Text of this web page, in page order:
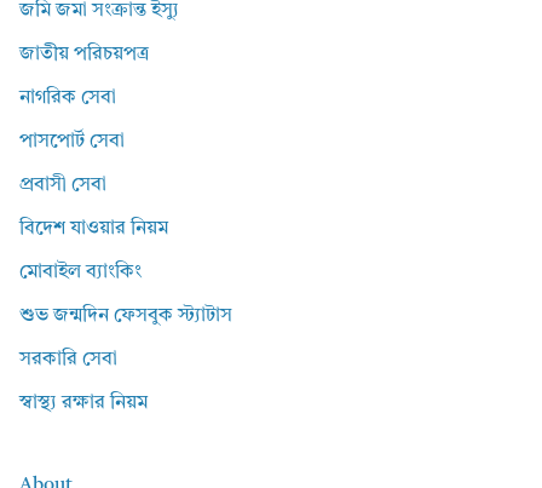
জমি জমা সংক্রান্ত ইস্যু
জাতীয় পরিচয়পত্র
নাগরিক সেবা
পাসপোর্ট সেবা
প্রবাসী সেবা
বিদেশ যাওয়ার নিয়ম
মোবাইল ব্যাংকিং
শুভ জন্মদিন ফেসবুক স্ট্যাটাস
সরকারি সেবা
স্বাস্থ্য রক্ষার নিয়ম